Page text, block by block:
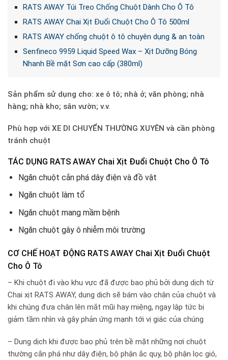
RATS AWAY Túi Treo Chống Chuột Dành Cho Ô Tô
RATS AWAY Chai Xịt Đuổi Chuột Cho Ô Tô 500ml
RATS AWAY chống chuột ô tô chuyên dụng & an toàn
Senfineco 9959 Liquid Speed Wax – Xịt Dưỡng Bóng
Nhanh Bề mặt Sơn cao cấp (380ml)
Sản phẩm sử dụng cho: xe ô tô; nhà ở; văn phòng; nhà
hàng; nhà kho; sân vườn; v.v.
Phù hợp với XE DI CHUYỂN THƯỜNG XUYÊN và cần phòng
tránh chuột
TÁC DỤNG RATS AWAY Chai Xịt Đuổi Chuột Cho Ô Tô
Ngăn chuột cắn phá dây điện và đồ vật
Ngăn chuột làm tổ
Ngăn chuột mang mầm bệnh
Ngăn chuột gây ô nhiễm môi trường
CƠ CHẾ HOẠT ĐỘNG RATS AWAY Chai Xịt Đuổi Chuột
Cho Ô Tô
– Khi chuột đi vào khu vực đã được bao phủ bởi dung dịch từ
Chai xịt RATS AWAY, dung dịch sẽ bám vào chân của chuột và
khi chúng đưa chân lên mắt mũi hay miệng, ngay lập tức bị
giảm tầm nhìn và gây phản ứng mạnh tới vị giác của chúng
– Dung dịch khi được bao phủ trên bề mặt những nơi chuột
thường cắn phá như dây điện, bộ phận ắc quy, bộ phận lọc gió,